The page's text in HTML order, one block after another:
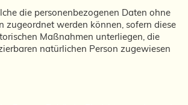
die personenbezogenen Daten ohne
werden können, sofern diese
Maßnahmen unterliegen, die
natürlichen Person zugewiesen